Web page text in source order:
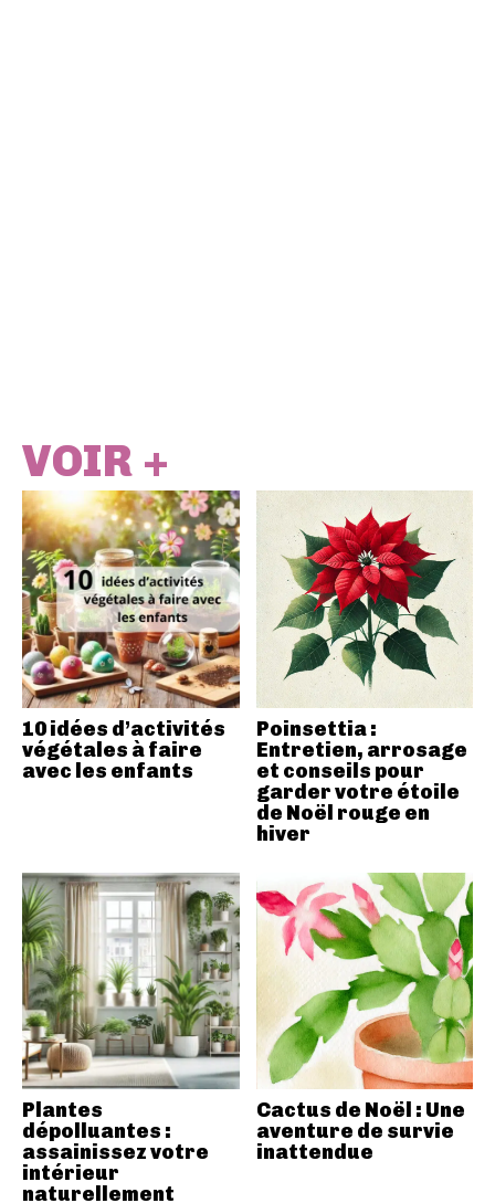
VOIR +
10 idées d’activités
végétales à faire
avec les enfants
Poinsettia :
Entretien, arrosage
et conseils pour
garder votre étoile
de Noël rouge en
hiver
Plantes
dépolluantes :
assainissez votre
intérieur
naturellement
Cactus de Noël : Une
aventure de survie
inattendue